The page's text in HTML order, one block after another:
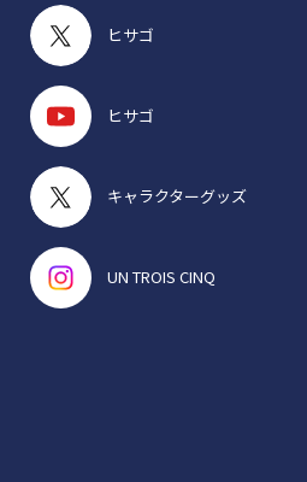
ヒサゴ
ヒサゴ
キャラクターグッズ
UN TROIS CINQ